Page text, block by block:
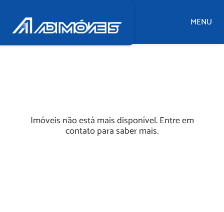
MENU
Imóveis não está mais disponível. Entre em
contato para saber mais.